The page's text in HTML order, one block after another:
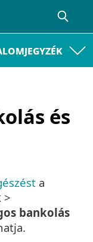
és
a
>
bankolás